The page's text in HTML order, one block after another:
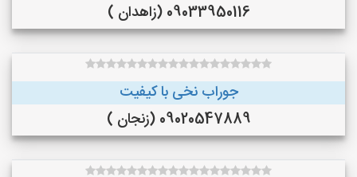
09033950116 (زاهدان )
جوراب نخی با کیفیت
09020547889 (زنجان )